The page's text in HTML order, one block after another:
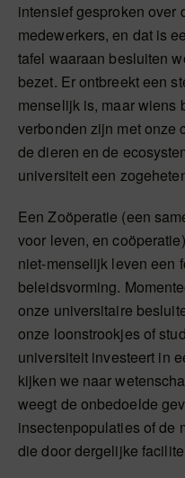
intensief gesproken over
medewerkers, en dat is
tafel waaraan besluiten
bezet. Er ontbreekt een
menselijk is, maar wiens
verbonden zijn met onze
de dieren en de
universiteit een
Een Zoöperatie (een
voor leven, en
niet-menselijk leven een
beleidsvorming.
onze universitaire
onze loonstrookjes of
universiteit investeert in
kijken we naar
weegt de onbedoelde
insectenpopulaties of de
die door dergelijke